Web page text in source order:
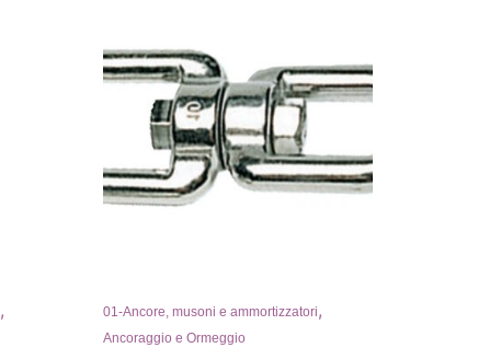
, 01-Ancore, musoni e ammortizzatori,
Ancoraggio e Ormeggio